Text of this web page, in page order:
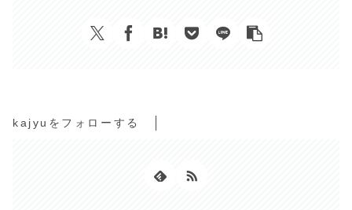
kajyuをフォローする